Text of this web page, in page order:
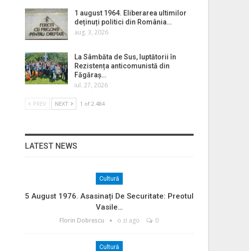
1 august 1964. Eliberarea ultimilor
deținuți politici din România…
aug. 3, 2026
La Sâmbăta de Sus, luptătorii în
Rezistența anticomunistă din
Făgăraș…
iul. 27, 2026
PREV NEXT 1 of 2.484
LATEST NEWS
Cultură
5 August 1976. Asasinați De Securitate: Preotul
Vasile…
Florin Dobrescu o zi ago 0
Cultură